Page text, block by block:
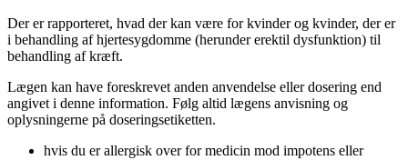
Der er rapporteret, hvad der kan være for kvinder og kvinder, der er
i behandling af hjertesygdomme (herunder erektil dysfunktion) til
behandling af kræft.
Lægen kan have foreskrevet anden anvendelse eller dosering end
angivet i denne information. Følg altid lægens anvisning og
oplysningerne på doseringsetiketten.
hvis du er allergisk over for medicin mod impotens eller